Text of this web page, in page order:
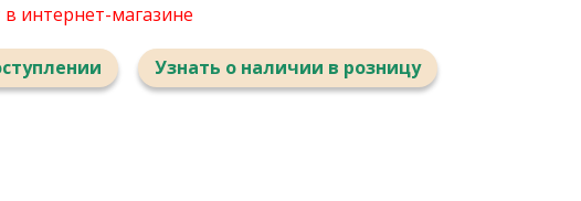
в интернет-магазине
Узнать о наличии в розницу